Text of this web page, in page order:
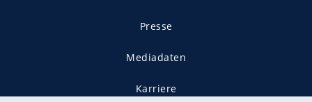
Presse
Mediadaten
Karriere